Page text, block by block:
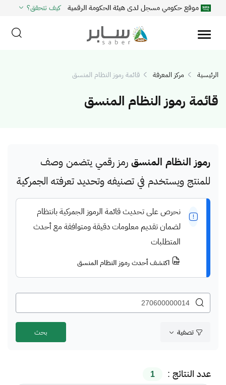
موقع حكومي مسجل لدى هيئة الحكومة الرقمية كيف تتحقق؟
الرئيسية مركز المعرفة قائمة رموز النظام المنسق
قائمة رموز النظام المنسق
رموز النظام المنسق رمز رقمي يتضمن وصف
للمنتج ويستخدم في تصنيفه وتحديد تعرفته الجمركية
نحرص على تحديث قائمة الرموز الجمركية بانتظام
لضمان تقديم معلومات دقيقة ومتوافقة مع أحدث
المتطلبات
اكتشف أحدث رموز النظام المنسق
تصفية
عدد النتائج : 1